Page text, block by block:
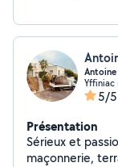
Antoine
Yffiniac
5/5
Présentation
Sérieux et
maçonnerie,